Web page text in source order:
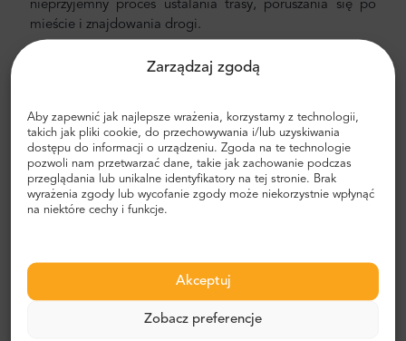
Zarządzaj zgodą
Aby zapewnić jak najlepsze wrażenia, korzystamy z technologii,
takich jak pliki cookie, do przechowywania i/lub uzyskiwania
dostępu do informacji o urządzeniu. Zgoda na te technologie
pozwoli nam przetwarzać dane, takie jak zachowanie podczas
przeglądania lub unikalne identyfikatory na tej stronie. Brak
wyrażenia zgody lub wycofanie zgody może niekorzystnie wpłynąć
na niektóre cechy i funkcje.
Akceptuj
Zobacz preferencje
nieprzyjemny proces ustalania trasy, poruszania się po
mieście i znajdowania drogi.
Transfer z lotniska i miasta
lotniskowego? Zarezerwuj jeden z Mr.Shuttle, wybranym
przez podróżnych użytkowników Trip-Advisor. Oferujemy
transport door-to-door w nowych, nowoczesnych,
komfortowych, klimatyzowanych samochodach,
minivanach i minibusach. Nasza załoga składa się z
doświadczonych kierowców-weteranów, biegle
Koszt transferu z lotniska i miasta
Cena prywatnego transportu lotniskowego Mr. Shuttle
jest niższa niż taksówki lotniskowej. Nasze ceny są stałe,